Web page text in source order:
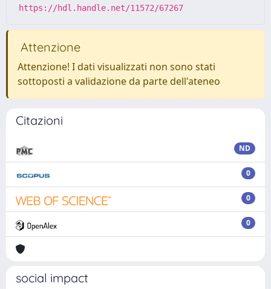
https://hdl.handle.net/11572/67267
Attenzione
Attenzione! I dati visualizzati non sono stati
sottoposti a validazione da parte dell'ateneo
Citazioni
ND
0
0
0
social impact